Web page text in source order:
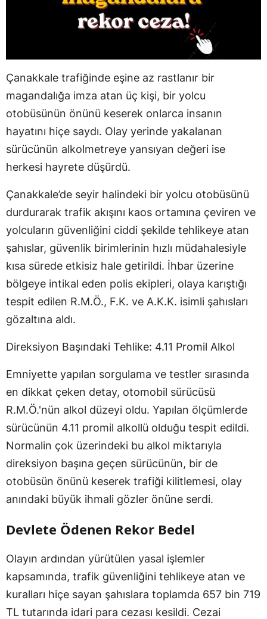
Çanakkale trafiğinde eşine az rastlanır bir
magandalığa imza atan üç kişi, bir yolcu
otobüsünün önünü keserek onlarca insanın
hayatını hiçe saydı. Olay yerinde yakalanan
sürücünün alkolmetreye yansıyan değeri ise
herkesi hayrete düşürdü.
Çanakkale’de seyir halindeki bir yolcu otobüsünü
durdurarak trafik akışını kaos ortamına çeviren ve
yolcuların güvenliğini ciddi şekilde tehlikeye atan
şahıslar, güvenlik birimlerinin hızlı müdahalesiyle
kısa sürede etkisiz hale getirildi. İhbar üzerine
bölgeye intikal eden polis ekipleri, olaya karıştığı
tespit edilen R.M.Ö., F.K. ve A.K.K. isimli şahısları
gözaltına aldı.
Direksiyon Başındaki Tehlike: 4.11 Promil Alkol
Emniyette yapılan sorgulama ve testler sırasında
en dikkat çeken detay, otomobil sürücüsü
R.M.Ö.'nün alkol düzeyi oldu. Yapılan ölçümlerde
sürücünün 4.11 promil alkollü olduğu tespit edildi.
Normalin çok üzerindeki bu alkol miktarıyla
direksiyon başına geçen sürücünün, bir de
otobüsün önünü keserek trafiği kilitlemesi, olay
anındaki büyük ihmali gözler önüne serdi.
Devlete Ödenen Rekor Bedel
Olayın ardından yürütülen yasal işlemler
kapsamında, trafik güvenliğini tehlikeye atan ve
kuralları hiçe sayan şahıslara toplamda 657 bin 719
TL tutarında idari para cezası kesildi. Cezai